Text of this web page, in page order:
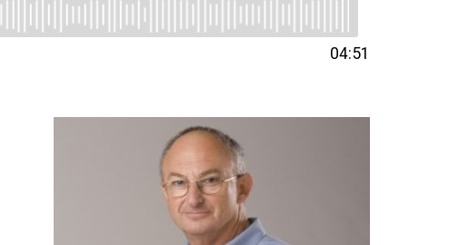
04:51